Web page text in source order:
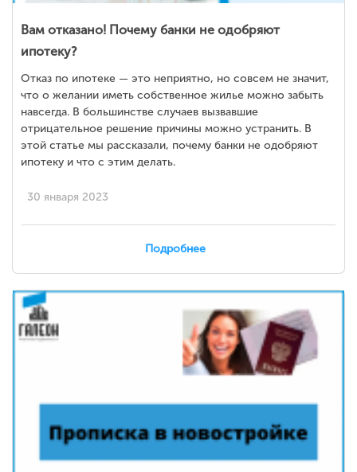
Вам отказано! Почему банки не одобряют
ипотеку?
Отказ по ипотеке — это неприятно, но совсем не значит,
что о желании иметь собственное жилье можно забыть
навсегда. В большинстве случаев вызвавшие
отрицательное решение причины можно устранить. В
этой статье мы рассказали, почему банки не одобряют
ипотеку и что с этим делать.
30 января 2023
Подробнее